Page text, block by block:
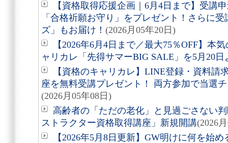
【資格取得応援企画｜6月4日まで】受講
「合格祈願お守り」をプレゼント！さらに
ズ」もお届け！ (2026月05年20日)
【2026年6月4日まで／最大75％OFF】本
ャリカレ「先得サマーBIG SALE」を5月20日
【資格のキャリカレ】LINE登録・資料請
座を無料受講プレゼント！ 両方参加で当選
(2026月05年08日)
高齢者の「ただの老化」と見過ごさない
ストラクター資格取得講座」新規開講(2026
【2026年5月8日更新】GW明けに何を始